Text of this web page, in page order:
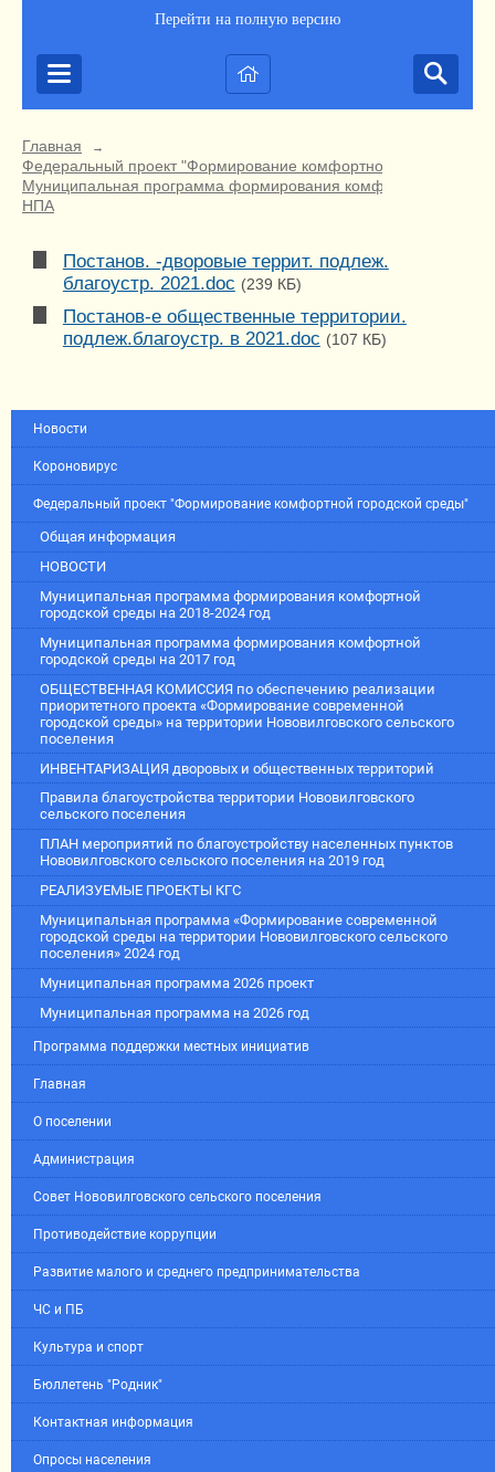
Перейти на полную версию
Главная →
Федеральный проект "Формирование комфортной городской
Муниципальная программа формирования комфортной
НПА
Постанов. -дворовые террит. подлеж.
благоустр. 2021.doc (239 КБ)
Постанов-е общественные территории.
подлеж.благоустр. в 2021.doc (107 КБ)
Новости
Короновирус
Федеральный проект "Формирование комфортной городской среды"
Общая информация
НОВОСТИ
Муниципальная программа формирования комфортной
городской среды на 2018-2024 год
Муниципальная программа формирования комфортной
городской среды на 2017 год
ОБЩЕСТВЕННАЯ КОМИССИЯ по обеспечению реализации
приоритетного проекта «Формирование современной
городской среды» на территории Нововилговского сельского
поселения
ИНВЕНТАРИЗАЦИЯ дворовых и общественных территорий
Правила благоустройства территории Нововилговского
сельского поселения
ПЛАН мероприятий по благоустройству населенных пунктов
Нововилговского сельского поселения на 2019 год
РЕАЛИЗУЕМЫЕ ПРОЕКТЫ КГС
Муниципальная программа «Формирование современной
городской среды на территории Нововилговского сельского
поселения» 2024 год
Муниципальная программа 2026 проект
Муниципальная программа на 2026 год
Программа поддержки местных инициатив
Главная
О поселении
Администрация
Совет Нововилговского сельского поселения
Противодействие коррупции
Развитие малого и среднего предпринимательства
ЧС и ПБ
Культура и спорт
Бюллетень "Родник"
Контактная информация
Опросы населения